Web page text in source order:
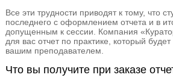
Все эти трудности приводят к тому, что
последнего с оформлением отчета и в
допущенным к сессии. Компания
для вас отчет по практике, который
вашим преподавателем.
Что вы получите при заказе